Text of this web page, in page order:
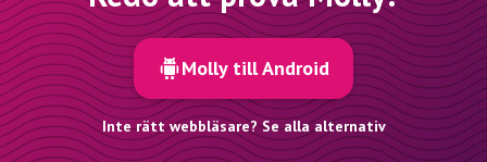
Molly till Android
Inte rätt webbläsare? Se alla alternativ